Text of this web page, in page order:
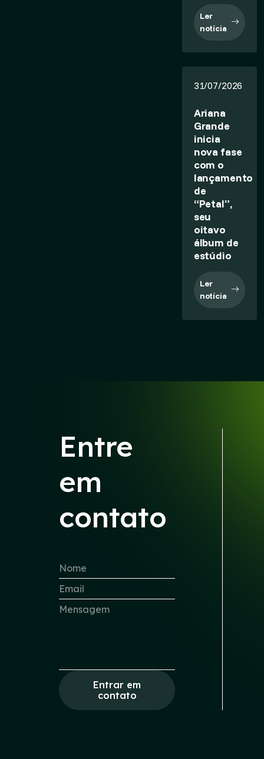
Ler
notícia
31/07/2026
Ariana
Grande
inicia
nova fase
com o
lançamento
de
“Petal”,
seu
oitavo
álbum de
estúdio
Ler
notícia
Entre
em
contato
Entrar em
contato